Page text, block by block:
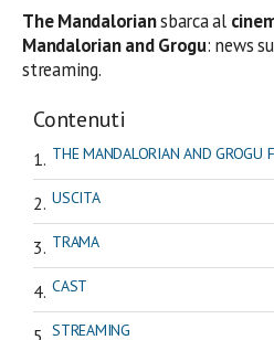
The Mandaloriansbarca al
Mandalorian and Grogu: news
streaming.
Contenuti
THE MANDALORIAN AND GROGU
USCITA
TRAMA
CAST
STREAMING